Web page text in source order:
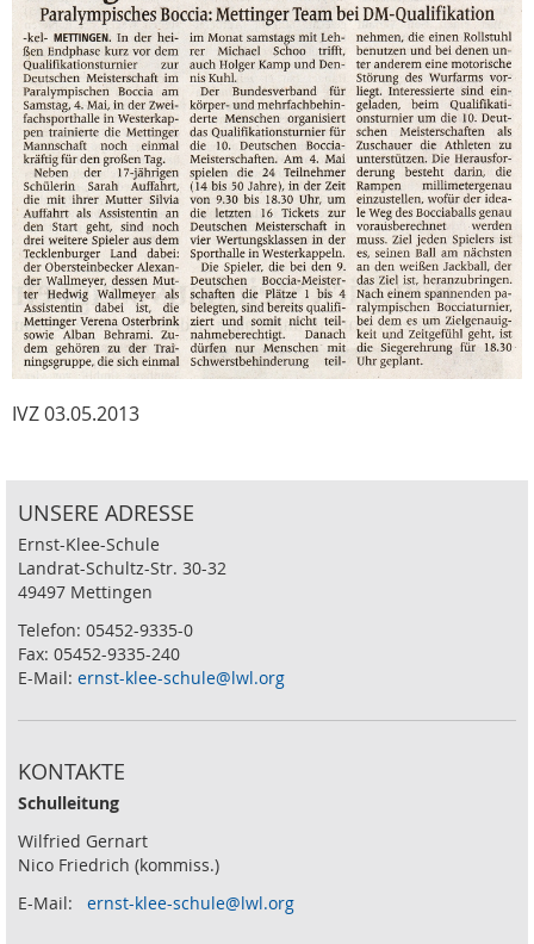
IVZ 03.05.2013
UNSERE ADRESSE
Ernst-Klee-Schule
Landrat-Schultz-Str. 30-32
49497 Mettingen
Telefon: 05452-9335-0
Fax: 05452-9335-240
E-Mail: ernst-klee-schule@lwl.org
KONTAKTE
Schulleitung
Wilfried Gernart
Nico Friedrich (kommiss.)
E-Mail: ernst-klee-schule@lwl.org